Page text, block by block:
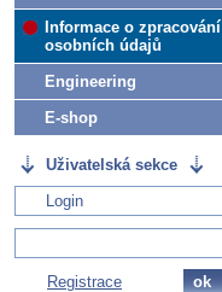
Informace o zpracování
osobních údajů
Engineering
E-shop
Uživatelská sekce
Registrace ok